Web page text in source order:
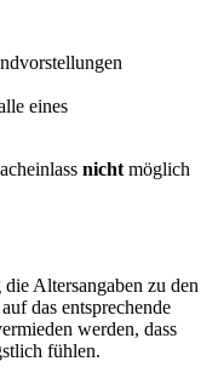
eines
nicht möglich
Altersangaben zu den
das entsprechende
werden, dass
fühlen.